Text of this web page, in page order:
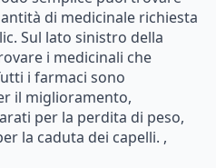
di medicinale richiesta
Sul lato sinistro della
i medicinali che
i farmaci sono
il miglioramento,
per la perdita di peso,
la caduta dei capelli. ,